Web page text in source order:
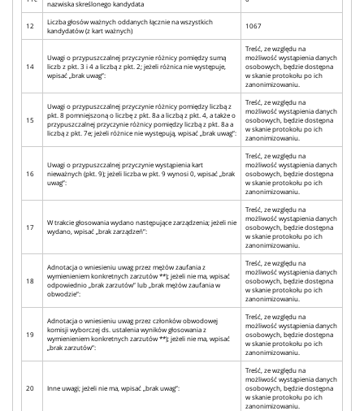
nazwiska skreślonego kandydata
12
Liczba głosów ważnych oddanych łącznie na wszystkich
kandydatów (z kart ważnych)
1067
14
Uwagi o przypuszczalnej przyczynie różnicy pomiędzy sumą
liczb z pkt. 3 i 4 a liczbą z pkt. 2; jeżeli różnica nie występuje,
wpisać „brak uwag”:
Treść, ze względu na
możliwość wystąpienia danych
osobowych, będzie dostępna
w skanie protokołu po ich
zanonimizowaniu.
15
Uwagi o przypuszczalnej przyczynie różnicy pomiędzy liczbą z
pkt. 8 pomniejszoną o liczbę z pkt. 8a a liczbą z pkt. 4, a także o
przypuszczalnej przyczynie różnicy pomiędzy liczbą z pkt. 8a a
liczbą z pkt. 7e; jeżeli różnice nie występują, wpisać „brak uwag”:
Treść, ze względu na
możliwość wystąpienia danych
osobowych, będzie dostępna
w skanie protokołu po ich
zanonimizowaniu.
16
Uwagi o przypuszczalnej przyczynie wystąpienia kart
nieważnych (pkt. 9); jeżeli liczba w pkt. 9 wynosi 0, wpisać „brak
uwag”:
Treść, ze względu na
możliwość wystąpienia danych
osobowych, będzie dostępna
w skanie protokołu po ich
zanonimizowaniu.
17
W trakcie głosowania wydano następujące zarządzenia; jeżeli nie
wydano, wpisać „brak zarządzeń”:
Treść, ze względu na
możliwość wystąpienia danych
osobowych, będzie dostępna
w skanie protokołu po ich
zanonimizowaniu.
18
Adnotacja o wniesieniu uwag przez mężów zaufania z
wymienieniem konkretnych zarzutów **); jeżeli nie ma, wpisać
odpowiednio „brak zarzutów” lub „brak mężów zaufania w
obwodzie”:
Treść, ze względu na
możliwość wystąpienia danych
osobowych, będzie dostępna
w skanie protokołu po ich
zanonimizowaniu.
19
Adnotacja o wniesieniu uwag przez członków obwodowej
komisji wyborczej ds. ustalenia wyników głosowania z
wymienieniem konkretnych zarzutów **); jeżeli nie ma, wpisać
„brak zarzutów”:
Treść, ze względu na
możliwość wystąpienia danych
osobowych, będzie dostępna
w skanie protokołu po ich
zanonimizowaniu.
20 Inne uwagi; jeżeli nie ma, wpisać „brak uwag”:
Treść, ze względu na
możliwość wystąpienia danych
osobowych, będzie dostępna
w skanie protokołu po ich
zanonimizowaniu.